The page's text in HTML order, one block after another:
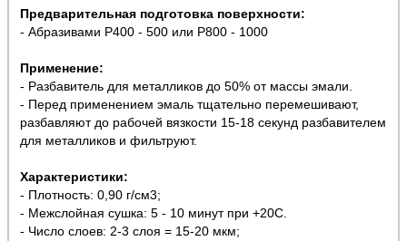
Предварительная подготовка поверхности:
- Абразивами Р400 - 500 или P800 - 1000
Применение:
- Разбавитель для металликов до 50% от массы эмали.
- Перед применением эмаль тщательно перемешивают,
разбавляют до рабочей вязкости 15-18 секунд разбавителем
для металликов и фильтруют.
Характеристики:
- Плотность: 0,90 г/см3;
- Межслойная сушка: 5 - 10 минут при +20С.
- Число слоев: 2-3 слоя = 15-20 мкм;